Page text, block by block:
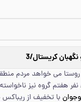
کریستال/3
روستا می خواهد مردم
هفتم گروه نیز
با تخفیف از